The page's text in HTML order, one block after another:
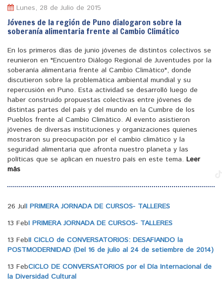
Lunes, 28 de Julio de 2015
Jóvenes de la región de Puno dialogaron sobre la
soberanía alimentaria frente al Cambio Climático
En los primeros días de junio jóvenes de distintos colectivos se
reunieron en "Encuentro Diálogo Regional de Juventudes por la
soberanía alimentaria frente al Cambio Climático", donde
discutieron sobre la problemática ambiental mundial y su
repercusión en Puno. Esta actividad se desarrolló luego de
haber construido propuestas colectivas entre jóvenes de
distintas partes del país y del mundo en la Cumbre de los
Pueblos frente al Cambio Climático. Al evento asistieron
jóvenes de diversas instituciones y organizaciones quienes
mostraron su preocupación por el cambio climático y la
seguridad alimentaria que afronta nuestro planeta y las
políticas que se aplican en nuestro país en este tema. Leer
más
26 JulI PRIMERA JORNADA DE CURSOS- TALLERES
13 FebI PRIMERA JORNADA DE CURSOS- TALLERES
13 FebII CICLO de CONVERSATORIOS: DESAFIANDO la
POSTMODERNIDAD (Del 16 de julio al 24 de setiembre de 2014)
13 FebCICLO DE CONVERSATORIOS por el Día Internacional de
la Diversidad Cultural